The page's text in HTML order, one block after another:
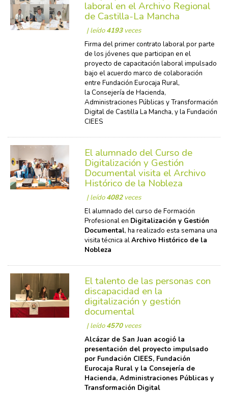
laboral en el Archivo Regional
de Castilla-La Mancha
| leído4193veces
Firma del primer contrato laboral por parte
de los jóvenes que participan en el
proyecto de capacitación laboral impulsado
bajo el acuerdo marco de colaboración
entre Fundación Eurocaja Rural,
la Consejería de Hacienda,
Administraciones Públicas y Transformación
Digital de Castilla La Mancha, y la Fundación
CIEES
El alumnado del Curso de
Digitalización y Gestión
Documental visita el Archivo
Histórico de la Nobleza
| leído4082veces
El alumnado del curso de Formación
Profesional en Digitalización y Gestión
Documental, ha realizado esta semana una
visita técnica alArchivo Histórico de la
Nobleza
El talento de las personas con
discapacidad en la
digitalización y gestión
documental
| leído4570veces
Alcázar de San Juan acogió la
presentación del proyecto impulsado
por Fundación CIEES, Fundación
Eurocaja Rural y la Consejería de
Hacienda, Administraciones Públicas y
Transformación Digital